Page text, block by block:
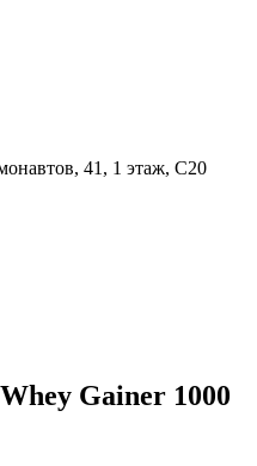
41, 1 этаж, С20
Gainer 1000